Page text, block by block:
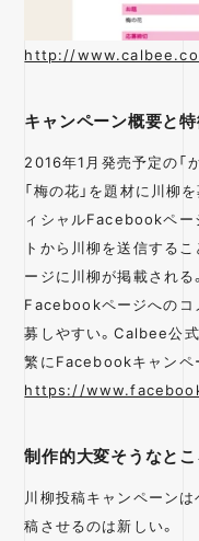
http://
キャンペーン概要と
2016年1月発売予定の「
「梅の花」を題材に川柳
ィシャルFacebookペー
トから川柳を送信する
ージに川柳が掲載される。
Facebookページへのコ
募しやすい。Calbee公
繁にFacebookキャンペ
https://
制作的大変そうなと
川柳投稿キャンペーン
稿させるのは新しい。